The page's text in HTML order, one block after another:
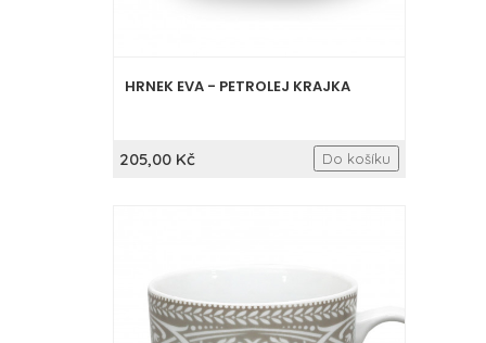
HRNEK EVA - PETROLEJ KRAJKA
205,00 Kč Do košíku